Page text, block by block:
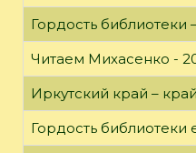
Гордость
Читаем Михасенко -
Иркутский край –
Гордость библиотеки